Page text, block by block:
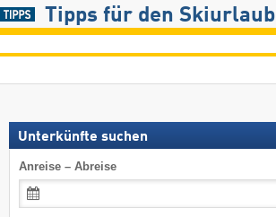
Tipps für den Skiurlaub
Unterkünfte suchen
Anreise – Abreise